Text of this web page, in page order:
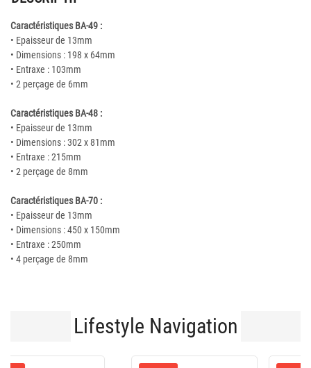
Caractéristiques BA-49 :
• Epaisseur de 13mm
• Dimensions : 198 x 64mm
• Entraxe : 103mm
• 2 perçage de 6mm
Caractéristiques BA-48 :
• Epaisseur de 13mm
• Dimensions : 302 x 81mm
• Entraxe : 215mm
• 2 perçage de 8mm
Caractéristiques BA-70 :
• Epaisseur de 13mm
• Dimensions : 450 x 150mm
• Entraxe : 250mm
• 4 perçage de 8mm
Lifestyle Navigation